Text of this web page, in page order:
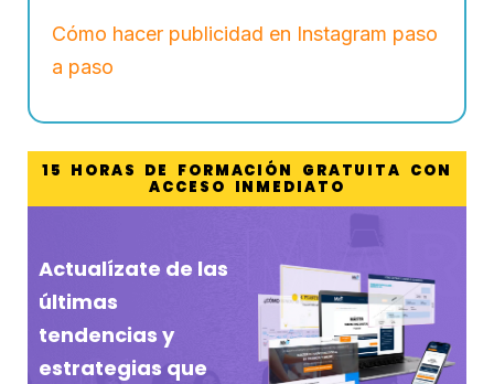
Cómo hacer publicidad en Instagram paso
a paso
15 HORAS DE FORMACIÓN GRATUITA CON
ACCESO INMEDIATO
Actualízate de las
últimas
tendencias y
estrategias que